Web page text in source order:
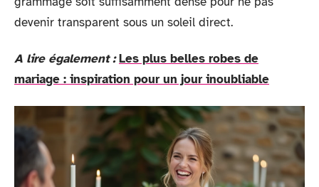
devenir transparent sous un soleil direct.
A lire également : Les plus belles robes de
mariage : inspiration pour un jour inoubliable